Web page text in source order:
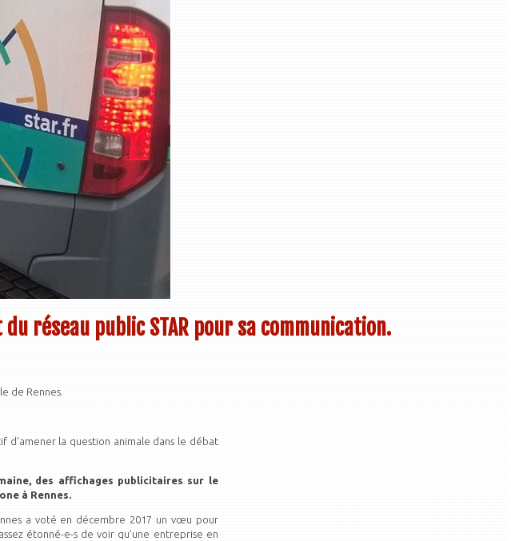
réseau public STAR pour sa communication.
de Rennes.
d’amener la question animale dans le débat
des affichages publicitaires sur le
à Rennes.
a voté en décembre 2017 un vœu pour
étonné-e-s de voir qu’une entreprise en